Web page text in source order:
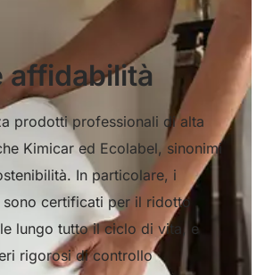
affidabilità
prodotti professionali di alta
Kimicar ed Ecolabel, sinonimi
In particolare, i
certificati per il ridotto
lungo tutto il ciclo di vita, e
rigorosi di controllo